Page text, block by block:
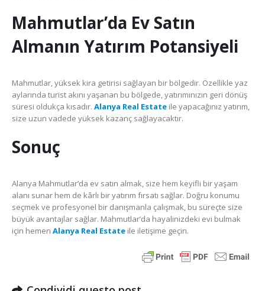
Mahmutlar’da Ev Satın
Almanın Yatırım Potansiyeli
Mahmutlar, yüksek kira getirisi sağlayan bir bölgedir. Özellikle yaz
aylarında turist akını yaşanan bu bölgede, yatırımınızın geri dönüş
süresi oldukça kısadır. Alanya Real Estate ile yapacağınız yatırım,
size uzun vadede yüksek kazanç sağlayacaktır.
Sonuç
Alanya Mahmutlar’da ev satın almak, size hem keyifli bir yaşam
alanı sunar hem de kârlı bir yatırım fırsatı sağlar. Doğru konumu
seçmek ve profesyonel bir danışmanla çalışmak, bu süreçte size
büyük avantajlar sağlar. Mahmutlar’da hayalinizdeki evi bulmak
için hemen Alanya Real Estate ile iletişime geçin.